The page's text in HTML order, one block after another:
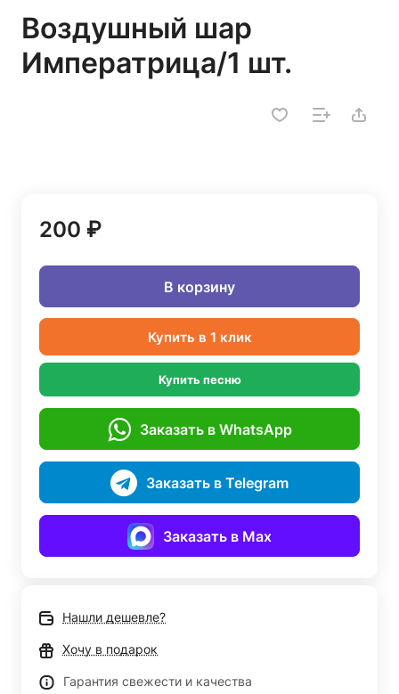
Воздушный шар
Императрица/1 шт.
200 ₽
В корзину
Купить в 1 клик
Купить песню
Заказать в WhatsApp
Заказать в Telegram
Заказать в Max
Нашли дешевле?
Хочу в подарок
Гарантия свежести и качества